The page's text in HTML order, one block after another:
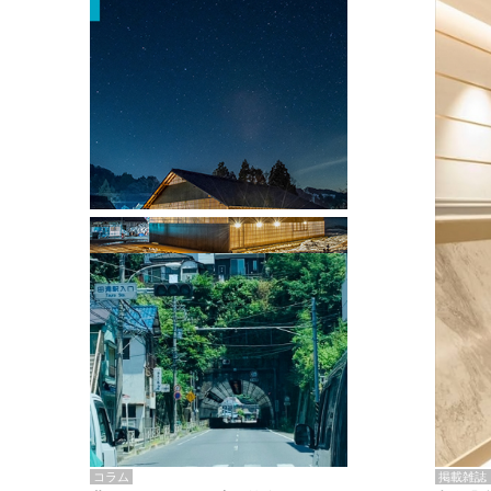
掲載雑誌
掲載雑誌・書籍
『街歩き研修「アールデコとモダニズ
ム、和風バロック」』のレポート記事が
掲載
コラム